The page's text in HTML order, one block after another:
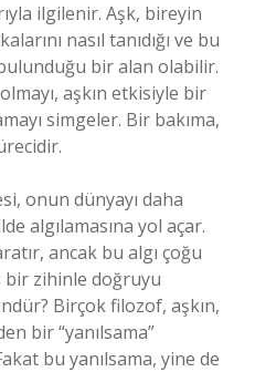
ilgilenir. Aşk, bireyin
nasıl tanıdığı ve bu
bir alan olabilir.
aşkın etkisiyle bir
simgeler. Bir bakıma,
onun dünyayı daha
algılamasına yol açar.
ancak bu algı çoğu
bir zihinle doğruyu
Birçok filozof, aşkın,
bir “yanılsama”
bu yanılsama, yine de